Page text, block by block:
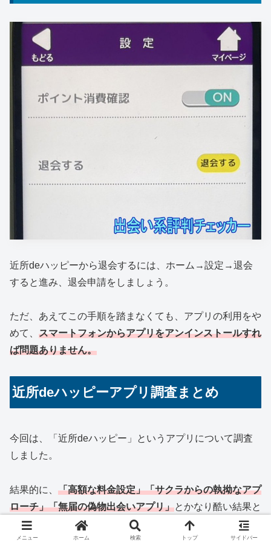
近所deハッピーから退会するには、ホーム→設定→退会
すると進み、退会申請をしましょう。
ただ、あえてこの手順を踏まなくても、アプリの利用をや
めて、 スマートフォンからアプリをアンインストールすれ
ば問題ありません。
近所deハッピーアプリ調査まとめ
今回は、「近所deハッピー」というアプリについて調査
しました。
結果的に、 「高額な料金設定」「サクラからの執拗なアプ
ローチ」「無届の偽物出会いアプリ」とかなり酷い結果と
なりました。
メニュー ホーム 検索 トップ サイドバー